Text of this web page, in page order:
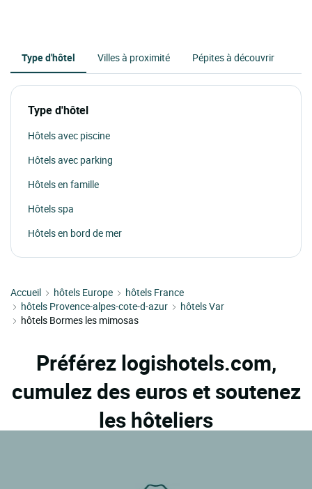
Type d'hôtel Villes à proximité Pépites à découvrir
Type d'hôtel
Hôtels avec piscine
Hôtels avec parking
Hôtels en famille
Hôtels spa
Hôtels en bord de mer
Accueil hôtels Europe
hôtels France
hôtels Provence-alpes-cote-d-azur
hôtels Var
hôtels Bormes les mimosas
Préférez logishotels.com,
cumulez des euros et soutenez
les hôteliers